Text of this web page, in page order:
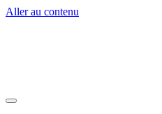
Aller au contenu